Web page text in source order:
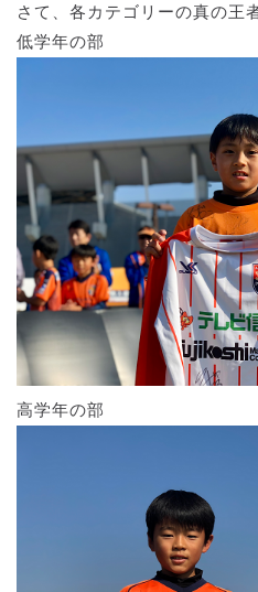
さて、各カテゴリーの真の王
低学年の部
高学年の部